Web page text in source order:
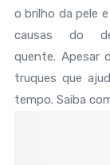
o brilho da pele
causas do
quente. Apesar
truques que
tempo. Saiba